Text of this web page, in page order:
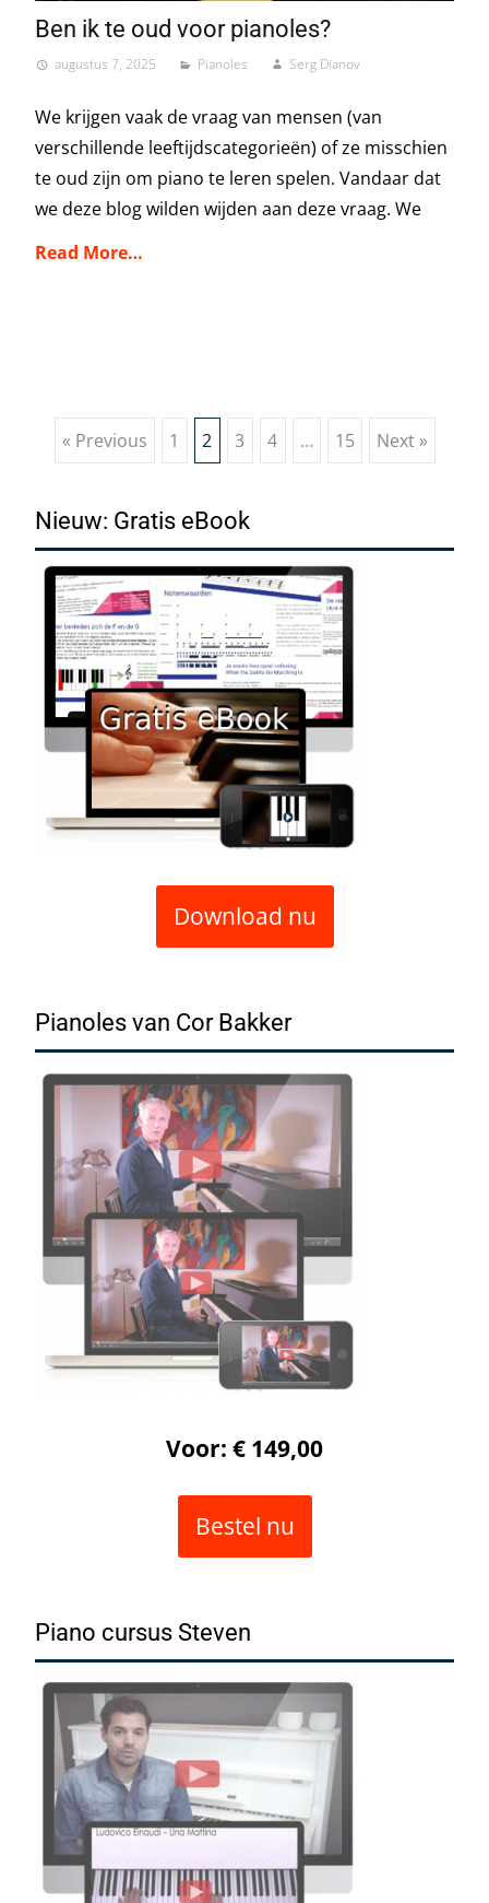
Ben ik te oud voor pianoles?
augustus 7, 2025 Pianoles Serg Dianov
We krijgen vaak de vraag van mensen (van
verschillende leeftijdscategorieën) of ze misschien
te oud zijn om piano te leren spelen. Vandaar dat
we deze blog wilden wijden aan deze vraag. We
Read More…
Posts
navigation
« Previous 1 2 3 4 … 15 Next »
Nieuw: Gratis eBook
Download nu
Pianoles van Cor Bakker
Voor: € 149,00
Bestel nu
Piano cursus Steven